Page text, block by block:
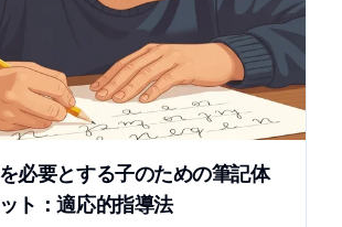
必要とする子のための筆記体
ト：適応的指導法